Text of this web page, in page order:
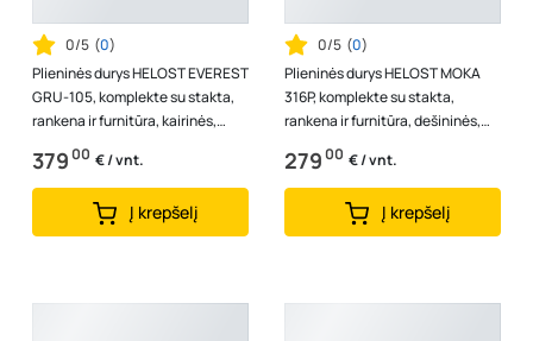
0/5 (0)
Plieninės durys HELOST EVEREST
GRU-105, komplekte su stakta,
rankena ir furnitūra, kairinės,
spalva antracito/baltas med...
37900 € / vnt.
Į krepšelį
0/5 (0)
Plieninės durys HELOST MOKA
316P, komplekte su stakta,
rankena ir furnitūra, dešininės,
spalva rudo riešuto su juodu
dek...
27900 € / vnt.
Į krepšelį